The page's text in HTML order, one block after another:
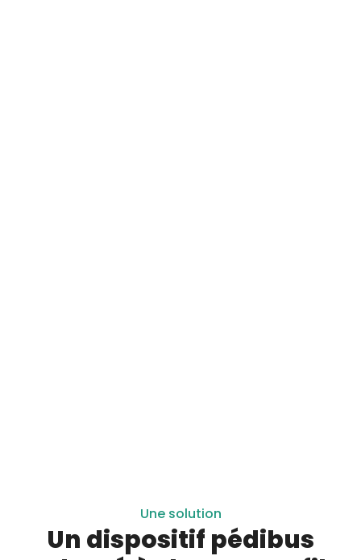
Une solution
Un dispositif pédibus